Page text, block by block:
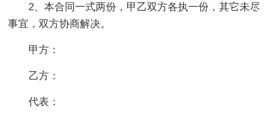
2、本合同一式两份，甲乙双方各执一份，其它未尽
事宜，双方协商解决。
甲方：
乙方：
代表：